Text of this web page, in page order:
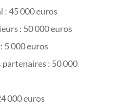
: 45 000 euros
: 50 000 euros
5 000 euros
: 50 000
000 euros